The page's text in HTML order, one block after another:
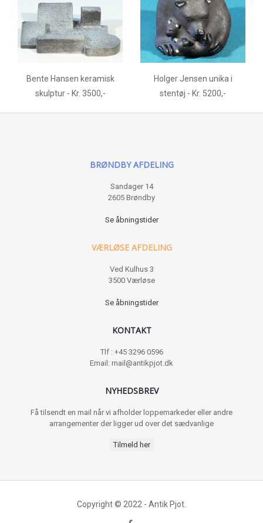
Bente Hansen keramisk
skulptur - Kr. 3500,-
Holger Jensen unika i
stentøj - Kr. 5200,-
BRØNDBY AFDELING
Sandager 14
2605 Brøndby
Se åbningstider
VÆRLØSE AFDELING
Ved Kulhus 3
3500 Værløse
Se åbningstider
KONTAKT
Tlf : +45 3296 0596
Email: mail@antikpjot.dk
NYHEDSBREV
Få tilsendt en mail når vi afholder loppemarkeder eller andre
arrangementer der ligger ud over det sædvanlige
Tilmeld her
Copyright © 2022 - Antik Pjot.